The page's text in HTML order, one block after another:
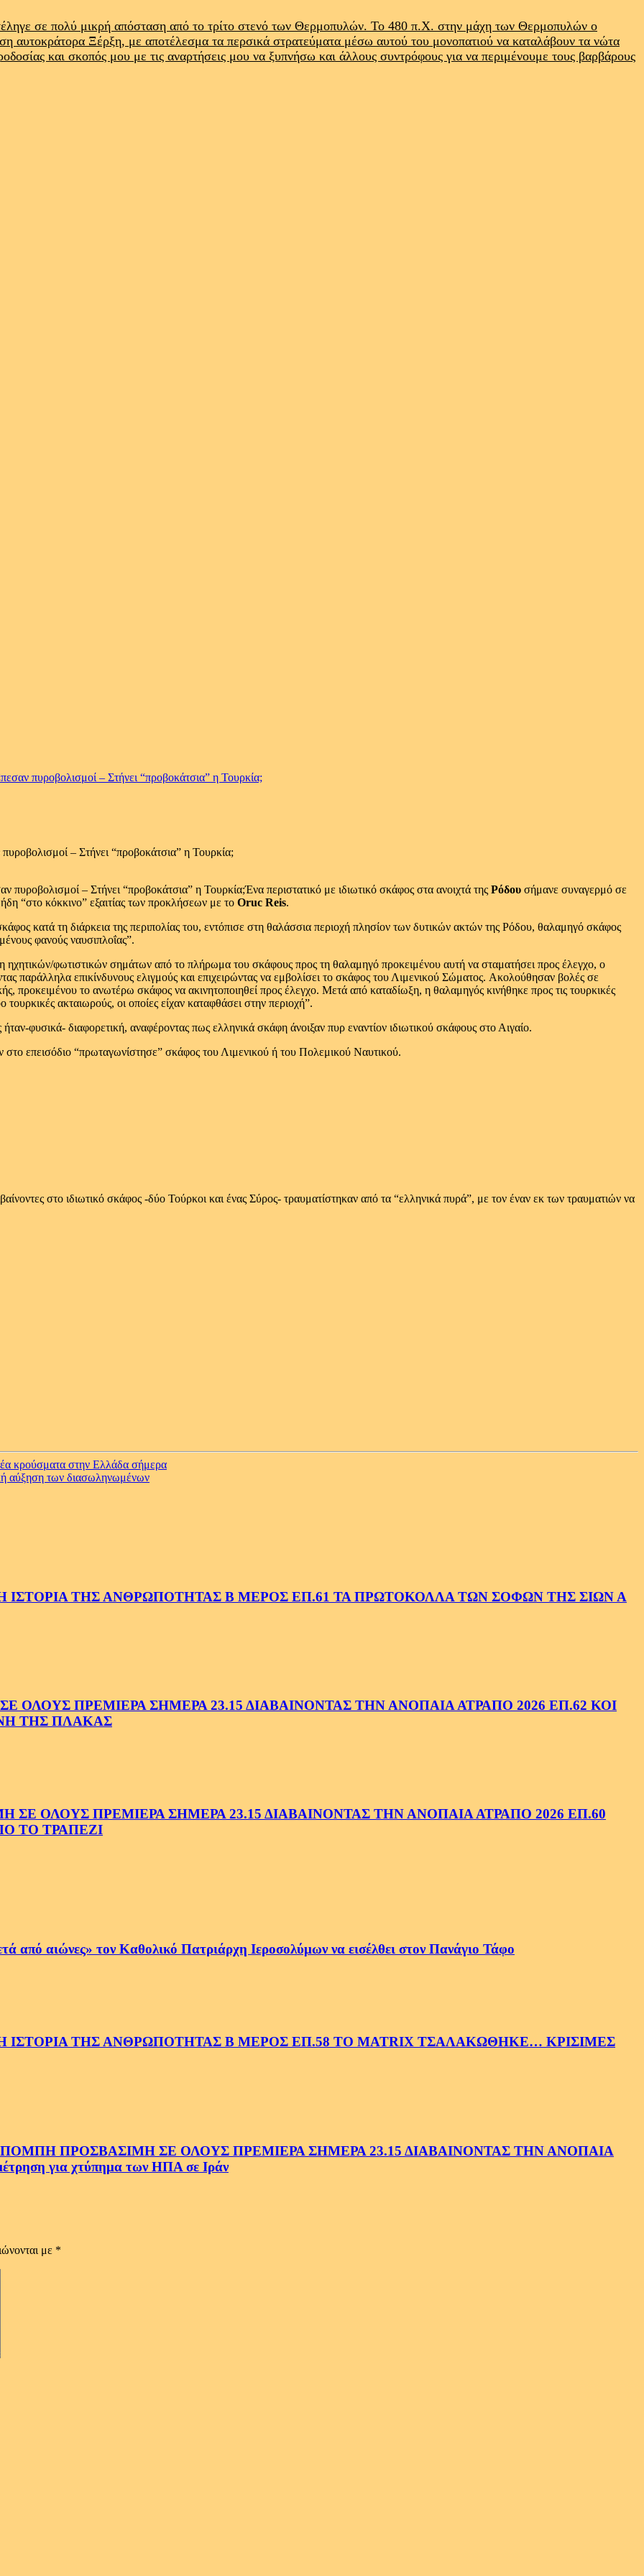
σε πολύ μικρή απόσταση από το τρίτο στενό των Θερμοπυλών. Το 480 π.Χ. στην μάχη των Θερμοπυλών ο
αυτοκράτορα Ξέρξη, με αποτέλεσμα τα περσικά στρατεύματα μέσω αυτού του μονοπατιού να καταλάβουν τα νώτα
και σκοπός μου με τις αναρτήσεις μου να ξυπνήσω και άλλους συντρόφους για να περιμένουμε τους βαρβάρους
πυροβολισμοί – Στήνει “προβοκάτσια” η Τουρκία;
– Στήνει “προβοκάτσια” η Τουρκία;
Ένα περιστατικό με ιδιωτικό σκάφος στα ανοιχτά της Ρόδου σήμανε συναγερμό σε
“στο κόκκινο” εξαιτίας των προκλήσεων με το Oruc Reis.
κατά τη διάρκεια της περιπολίας του, εντόπισε στη θαλάσσια περιοχή πλησίον των δυτικών ακτών της Ρόδου, θαλαμηγό σκάφος
φανούς ναυσιπλοΐας”.
φωτιστικών σημάτων από το πλήρωμα του σκάφους προς τη θαλαμηγό προκειμένου αυτή να σταματήσει προς έλεγχο, ο
παράλληλα επικίνδυνους ελιγμούς και επιχειρώντας να εμβολίσει το σκάφος του Λιμενικού Σώματος. Ακολούθησαν βολές σε
προκειμένου το ανωτέρω σκάφος να ακινητοποιηθεί προς έλεγχο. Μετά από καταδίωξη, η θαλαμηγός κινήθηκε προς τις τουρκικές
ακταιωρούς, οι οποίες είχαν καταφθάσει στην περιοχή”.
φυσικά- διαφορετική, αναφέροντας πως ελληνικά σκάφη άνοιξαν πυρ εναντίον ιδιωτικού σκάφους στο Αιγαίο.
στο επεισόδιο “πρωταγωνίστησε” σκάφος του Λιμενικού ή του Πολεμικού Ναυτικού.
στο ιδιωτικό σκάφος -δύο Τούρκοι και ένας Σύρος- τραυματίστηκαν από τα “ελληνικά πυρά”, με τον έναν εκ των τραυματιών να
κρούσματα στην Ελλάδα σήμερα
αύξηση των διασωληνωμένων
ΤΗΣ ΑΝΘΡΩΠΟΤΗΤΑΣ Β ΜΕΡΟΣ ΕΠ.61 ΤΑ ΠΡΩΤΟΚΟΛΛΑ ΤΩΝ ΣΟΦΩΝ ΤΗΣ ΣΙΩΝ Α
ΠΡΕΜΙΕΡΑ ΣΗΜΕΡΑ 23.15 ΔΙΑΒΑΙΝΟΝΤΑΣ ΤΗΝ ΑΝΟΠΑΙΑ ΑΤΡΑΠΟ 2026 ΕΠ.62 ΚΟΙ
ΤΗΣ ΠΛΑΚΑΣ
ΟΛΟΥΣ ΠΡΕΜΙΕΡΑ ΣΗΜΕΡΑ 23.15 ΔΙΑΒΑΙΝΟΝΤΑΣ ΤΗΝ ΑΝΟΠΑΙΑ ΑΤΡΑΠΟ 2026 ΕΠ.60
ΤΟ ΤΡΑΠΕΖΙ
από αιώνες» τον Καθολικό Πατριάρχη Ιεροσολύμων να εισέλθει στον Πανάγιο Τάφο
ΤΗΣ ΑΝΘΡΩΠΟΤΗΤΑΣ Β ΜΕΡΟΣ ΕΠ.58 ΤΟ MATRIX ΤΣΑΛΑΚΩΘΗΚΕ… ΚΡΙΣΙΜΕΣ
ΠΡΟΣΒΑΣΙΜΗ ΣΕ ΟΛΟΥΣ ΠΡΕΜΙΕΡΑ ΣΗΜΕΡΑ 23.15 ΔΙΑΒΑΙΝΟΝΤΑΣ ΤΗΝ ΑΝΟΠΑΙΑ
για χτύπημα των ΗΠΑ σε Ιράν
με *